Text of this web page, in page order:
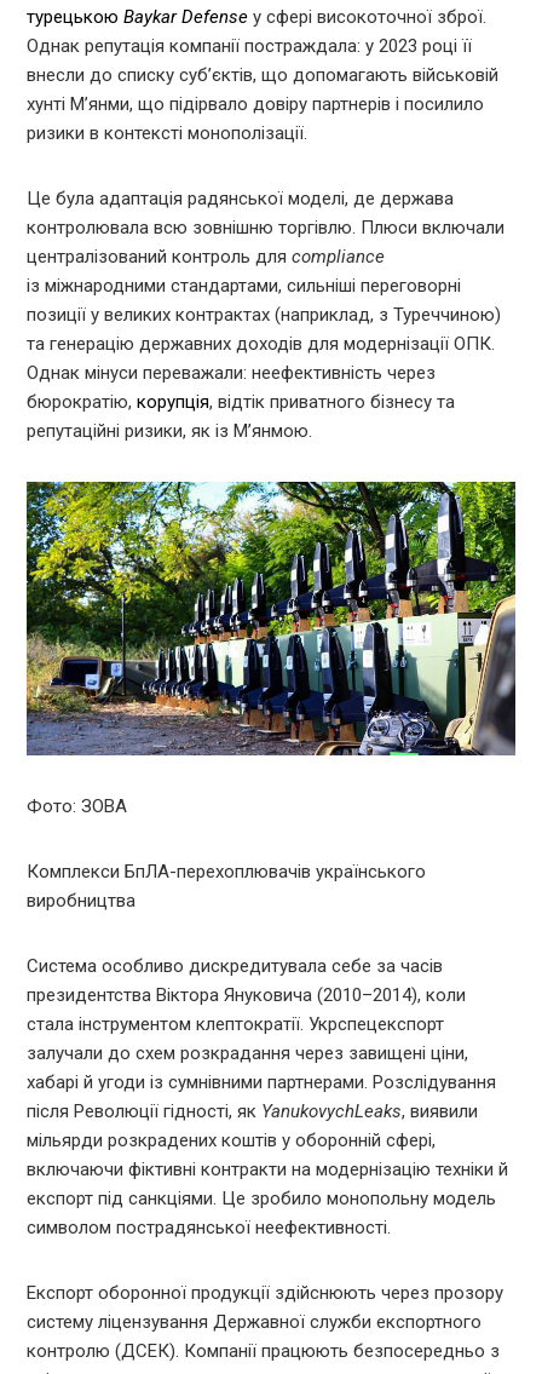
турецькоюBaykar Defense у сфері високоточної зброї.
Однак репутація компанії постраждала: у 2023 році її
внесли до списку суб’єктів, що допомагають військовій
хунті М’янми, що підірвало довіру партнерів і посилило
ризики в контексті монополізації.
Це була адаптація радянської моделі, де держава
контролювала всю зовнішню торгівлю. Плюси включали
централізований контроль дляcompliance
із міжнародними стандартами, сильніші переговорні
позиції у великих контрактах (наприклад, з Туреччиною)
та генерацію державних доходів для модернізації ОПК.
Однак мінуси переважали: неефективність через
бюрократію,корупція, відтік приватного бізнесу та
репутаційні ризики, як із М’янмою.
Фото: ЗОВА
Комплекси БпЛА-перехоплювачів українського
виробництва
Система особливо дискредитувала себе за часів
президентства Віктора Януковича (2010–2014), коли
стала інструментом клептократії. Укрспецекспорт
залучали до схем розкрадання через завищені ціни,
хабарі й угоди із сумнівними партнерами. Розслідування
після Революції гідності, як YanukovychLeaks, виявили
мільярди розкрадених коштів у оборонній сфері,
включаючи фіктивні контракти на модернізацію техніки й
експорт під санкціями. Це зробило монопольну модель
символом пострадянської неефективності.
Експорт оборонної продукції здійснюють через прозору
систему ліцензування Державної служби експортного
контролю (ДСЕК). Компанії працюють безпосередньо з